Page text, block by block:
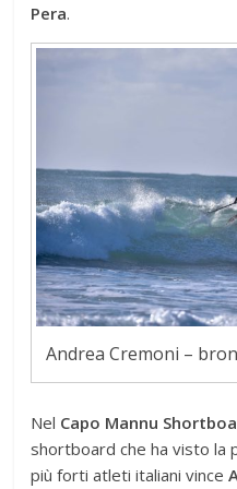
Pera.
Andrea Cremoni –
Nel Capo Mannu
shortboard che ha visto la
più forti atleti italiani vince